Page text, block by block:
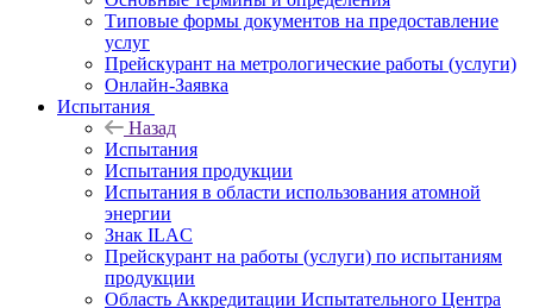
Типовые формы документов на предоставление
услуг
Прейскурант на метрологические работы (услуги)
Онлайн-Заявка
Испытания
Назад
Испытания
Испытания продукции
Испытания в области использования атомной
энергии
Знак ILAC
Прейскурант на работы (услуги) по испытаниям
продукции
Область Аккредитации Испытательного Центра